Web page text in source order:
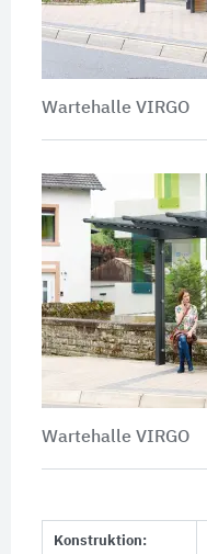
Wartehalle VIRGO
Wartehalle VIRGO
Konstruktion: